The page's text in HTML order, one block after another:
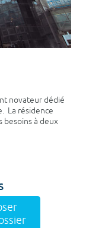
novateur dédié
La résidence
besoins à deux